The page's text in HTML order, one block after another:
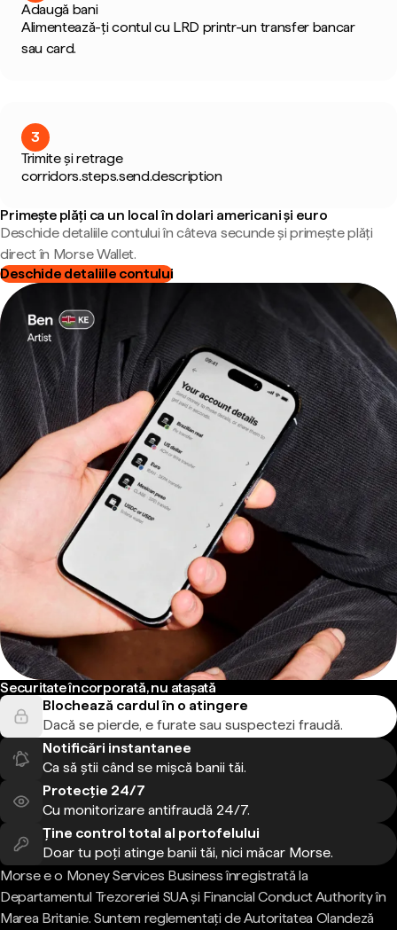
Adaugă bani
Alimentează-ți contul cu LRD printr-un transfer bancar
sau card.
3
Trimite și retrage
corridors.steps.send.description
Primește plăți ca un local în dolari americani și euro
Deschide detaliile contului în câteva secunde și primește plăți
direct în Morse Wallet.
Deschide detaliile contului
Securitate încorporată, nu atașată
Blochează cardul în o atingere
Dacă se pierde, e furate sau suspectezi fraudă.
Notificări instantanee
Ca să știi când se mișcă banii tăi.
Protecție 24/7
Cu monitorizare antifraudă 24/7.
Ține control total al portofelului
Doar tu poți atinge banii tăi, nici măcar Morse.
Morse e o Money Services Business înregistrată la
Departamentul Trezoreriei SUA și Financial Conduct Authority în
Marea Britanie. Suntem reglementați de Autoritatea Olandeză